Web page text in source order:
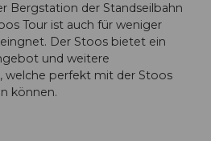
Bergstation der Standseilbahn
Tour ist auch für weniger
Der Stoos bietet ein
und weitere
welche perfekt mit der Stoos
können.